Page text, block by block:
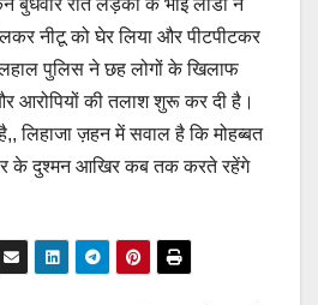
बुधवार रात लड़की के भाई लाडी ने
नीटू को घेर लिया और पीटपीटकर
पुलिस ने छह लोगों के खिलाफ
आरोपियों की तलाश शुरू कर दी है।
लिहाजा ज़हन में सवाल है कि मोहब्‍बत
के दुश्‍मन आखिर कब तक करते रहेंगे